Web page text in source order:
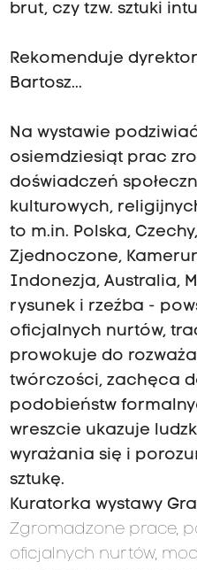
brut, czy tzw. sztuki
Rekomenduje
Bartosz...
Na wystawie
osiemdziesiąt prac
doświadczeń
kulturowych,
to m.in. Polska,
Zjednoczone,
Indonezja, Australia,
rysunek i rzeźba -
oficjalnych nurtów,
prowokuje do
twórczości, zachęca
podobieństw
wreszcie ukazuje
wyrażania się i
sztukę.
Kuratorka wystawy
Zgromadzone prace,
oficjalnych nurtów,